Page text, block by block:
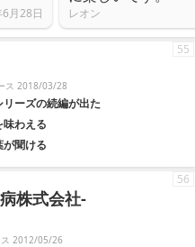
月28日 レオン
ス 2018/03/28
ーズの続編が出た
わえる
聞ける
55
株式会社-
ス 2012/05/26
56